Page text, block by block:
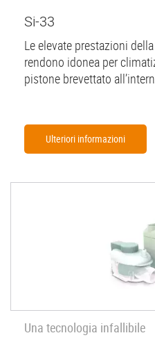
Si-33
Le elevate prestazioni
rendono idonea per
pistone brevettato
Ulteriori informazioni
Una tecnologia infallibile